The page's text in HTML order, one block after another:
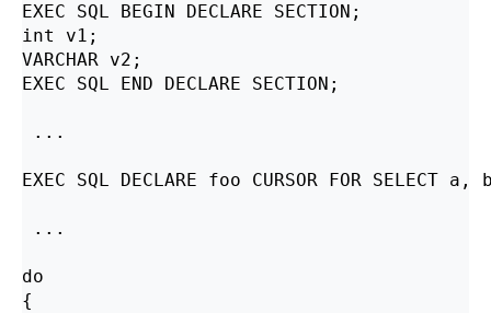
EXEC SQL BEGIN DECLARE SECTION;
int v1;
VARCHAR v2;
EXEC SQL END DECLARE SECTION;
...
EXEC SQL DECLARE foo CURSOR FOR SELECT
...
do
{